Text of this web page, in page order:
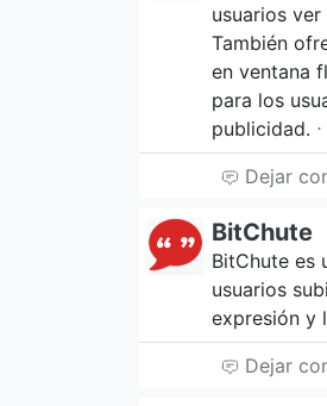
usuarios
También
en ventana
para los
publicidad.
Dejar
BitChute
BitChute es
usuarios
expresión y
Dejar